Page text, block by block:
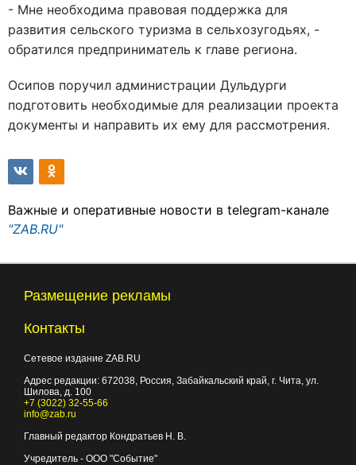
- Мне необходима правовая поддержка для
развития сельского туризма в сельхозугодьях, -
обратился предприниматель к главе региона.
Осипов поручил администрации Дульдурги
подготовить необходимые для реализации проекта
документы и направить их ему для рассмотрения.
Важные и оперативные новости в telegram-канале
"ZAB.RU"
Размещение рекламы
Контакты
Сетевое издание ZAB.RU
Адрес редакции: 672038, Россия, Забайкальский край, г. Чита, ул.
Шилова, д. 100
+7 (3022) 32-55-66
info@zab.ru
Главный редактор Кондратьев Н. В.
Учредитель - ООО "Событие"